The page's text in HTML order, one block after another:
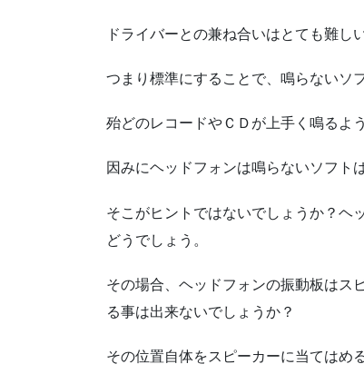
ドライバーとの兼ね合いはとても難し
つまり標準にすることで、鳴らないソ
殆どのレコードやＣＤが上手く鳴るよ
因みにヘッドフォンは鳴らないソフト
そこがヒントではないでしょうか？ヘ
どうでしょう。
その場合、ヘッドフォンの振動板はス
る事は出来ないでしょうか？
その位置自体をスピーカーに当てはめ